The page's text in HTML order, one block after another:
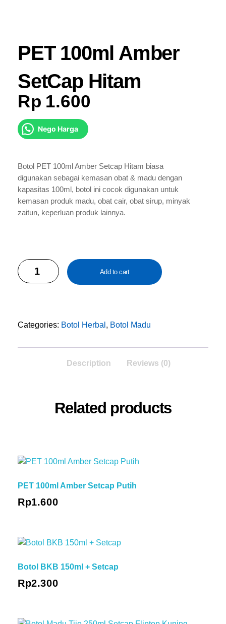
PET 100ml Amber
SetCap Hitam
Rp 1.600
Nego Harga
Botol PET 100ml Amber Setcap Hitam biasa
digunakan sebagai kemasan obat & madu dengan
kapasitas 100ml, botol ini cocok digunakan untuk
kemasan produk madu, obat cair, obat sirup, minyak
zaitun, keperluan produk lainnya.
PET
100ml
quantity
Add to cart
Categories: Botol Herbal , Botol Madu
Description Reviews (0)
Related products
PET 100ml Amber Setcap Putih
Rp1.600
Botol BKB 150ml + Setcap
Rp2.300